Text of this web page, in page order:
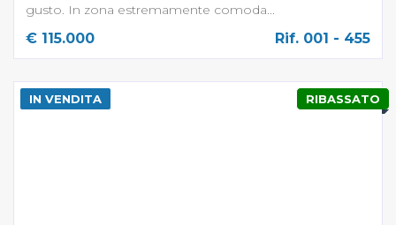
gusto. In zona estremamente comoda...
€ 115.000 Rif. 001 - 455
RIBASSATO
IN VENDITA